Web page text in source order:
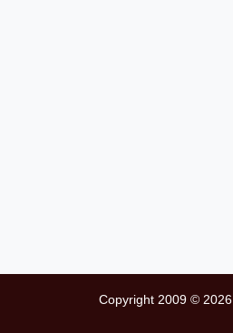
Copyright 2009 © 2026